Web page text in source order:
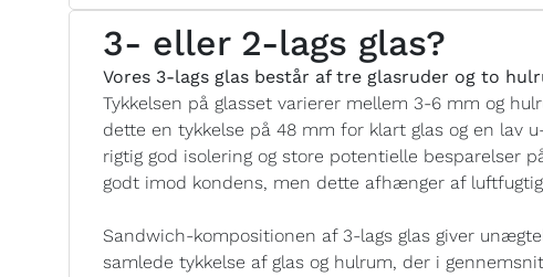
3- eller 2-lags glas?
Vores 3-lags glas består af tre glasruder og to
Tykkelsen på glasset varierer mellem 3-6 mm og
dette en tykkelse på 48 mm for klart glas og en lav
rigtig god isolering og store potentielle besparelser
godt imod kondens, men dette afhænger af
Sandwich-kompositionen af 3-lags glas giver
samlede tykkelse af glas og hulrum, der i